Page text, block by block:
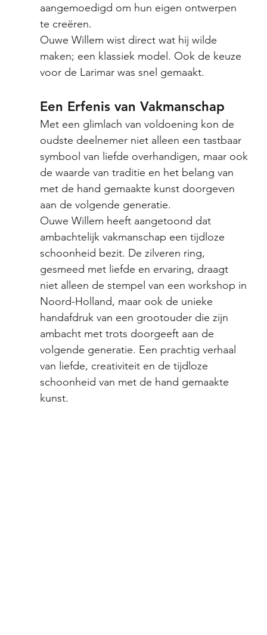
aangemoedigd om hun eigen ontwerpen
te creëren.
Ouwe Willem wist direct wat hij wilde
maken; een klassiek model. Ook de keuze
voor de Larimar was snel gemaakt.
Een Erfenis van Vakmanschap
Met een glimlach van voldoening kon de
oudste deelnemer niet alleen een tastbaar
symbool van liefde overhandigen, maar ook
de waarde van traditie en het belang van
met de hand gemaakte kunst doorgeven
aan de volgende generatie.
Ouwe Willem heeft aangetoond dat
ambachtelijk vakmanschap een tijdloze
schoonheid bezit. De zilveren ring,
gesmeed met liefde en ervaring, draagt
niet alleen de stempel van een workshop in
Noord-Holland, maar ook de unieke
handafdruk van een grootouder die zijn
ambacht met trots doorgeeft aan de
volgende generatie. Een prachtig verhaal
van liefde, creativiteit en de tijdloze
schoonheid van met de hand gemaakte
kunst.